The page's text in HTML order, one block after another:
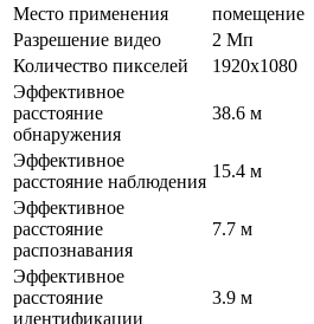
Место применения
помещение
Разрешение видео
2 Мп
Количество пикселей
1920х1080
Эффективное
расстояние
обнаружения
38.6 м
Эффективное
расстояние наблюдения
15.4 м
Эффективное
расстояние
распознавания
7.7 м
Эффективное
расстояние
идентификации
3.9 м